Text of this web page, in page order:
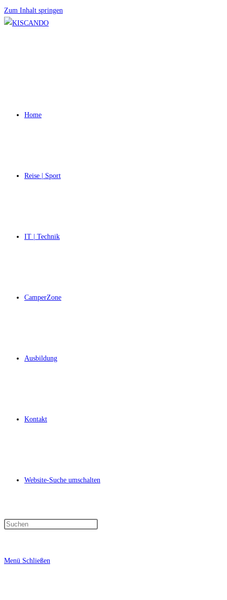
Zum Inhalt springen
Home
Reise | Sport
IT | Technik
CamperZone
Ausbildung
Kontakt
Website-Suche umschalten
Menü Schließen